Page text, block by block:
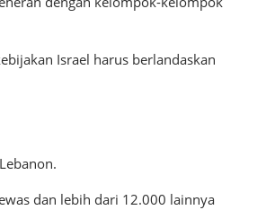
Israel harus berlandaskan
dan lebih dari 12.000 lainnya